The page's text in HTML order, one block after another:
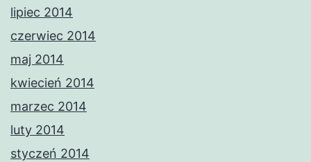
lipiec 2014
czerwiec 2014
maj 2014
kwiecień 2014
marzec 2014
luty 2014
styczeń 2014